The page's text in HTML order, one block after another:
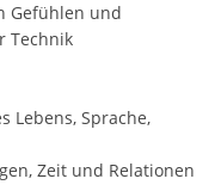
Gefühlen und
Technik
Lebens, Sprache,
Zeit und Relationen